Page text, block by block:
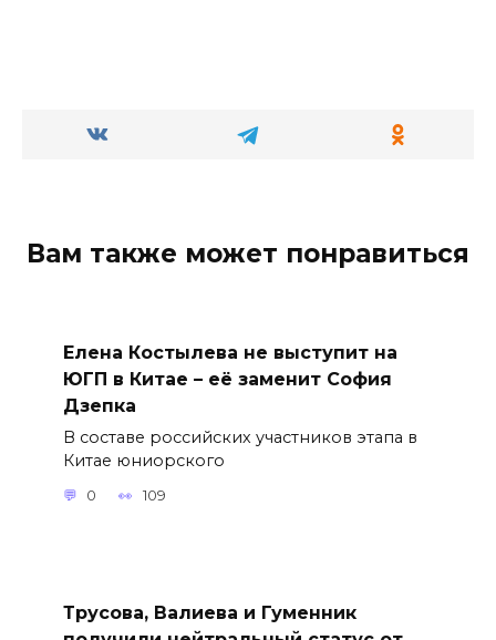
Вам также может понравиться
Елена Костылева не выступит на
ЮГП в Китае – её заменит София
Дзепка
В составе российских участников этапа в
Китае юниорского
0 109
Трусова, Валиева и Гуменник